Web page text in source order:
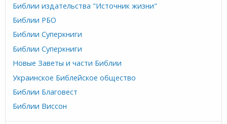
Библии издательства "Источник жизни"
Библии РБО
Библии Суперкниги
Библии Суперкниги
Новые Заветы и части Библии
Украинское Библейское общество
Библии Благовест
Библии Виссон